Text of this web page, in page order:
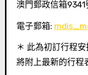
澳門郵政信箱9341
電子郵箱:
＊ 此為初訂行程
將附上最新的行程